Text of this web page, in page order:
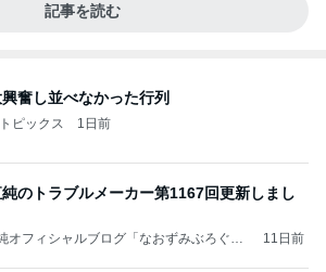
記事を読む
奮し並べなかった行列
ピックス 1日前
のトラブルメーカー第1167回更新しまし
オフィシャルブログ「なおずみぶろぐ」
11日前